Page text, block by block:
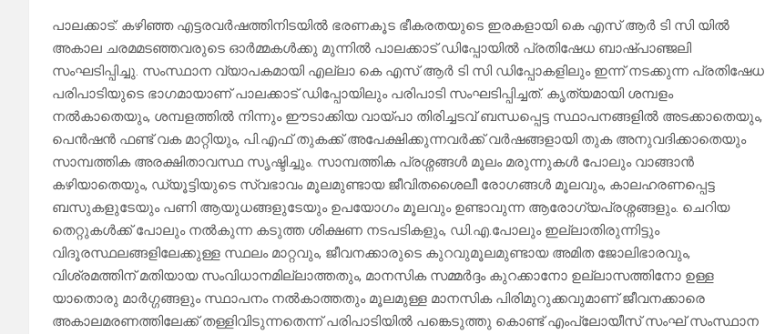
പാലക്കാട്: കഴിഞ്ഞ എട്ടരവർഷത്തിനിടയിൽ ഭരണകൂട ഭീകരതയുടെ ഇരകളായി കെ എസ് ആർ ടി സി യിൽ
അകാല ചരമമടഞ്ഞവരുടെ ഓർമ്മകൾക്കു മുന്നിൽ പാലക്കാട് ഡിപ്പോയിൽ പ്രതിഷേധ ബാഷ്പാഞ്ജലി
സംഘടിപ്പിച്ചു. സംസ്ഥാന വ്യാപകമായി എല്ലാ കെ എസ് ആർ ടി സി ഡിപ്പോകളിലും ഇന്ന് നടക്കുന്ന പ്രതിഷേധ
പരിപാടിയുടെ ഭാഗമായാണ് പാലക്കാട് ഡിപ്പോയിലും പരിപാടി സംഘടിപ്പിച്ചത്. കൃത്യമായി ശമ്പളം
നൽകാതെയും, ശമ്പളത്തിൽ നിന്നും ഈടാക്കിയ വായ്പാ തിരിച്ചടവ് ബന്ധപ്പെട്ട സ്ഥാപനങ്ങളിൽ അടക്കാതെയും,
പെൻഷൻ ഫണ്ട് വക മാറ്റിയും, പി.എഫ് തുകക്ക് അപേക്ഷിക്കുന്നവർക്ക് വർഷങ്ങളായി തുക അനുവദിക്കാതെയും
സാമ്പത്തിക അരക്ഷിതാവസ്ഥ സൃഷ്ടിച്ചും. സാമ്പത്തിക പ്രശ്നങ്ങൾ മൂലം മരുന്നുകൾ പോലും വാങ്ങാൻ
കഴിയാതെയും, ഡ്യൂട്ടിയുടെ സ്വഭാവം മൂലമുണ്ടായ ജീവിതശൈലീ രോഗങ്ങൾ മൂലവും, കാലഹരണപ്പെട്ട
ബസുകളുടേയും പണി ആയുധങ്ങളുടേയും ഉപയോഗം മൂലവും ഉണ്ടാവുന്ന ആരോഗ്യപ്രശ്നങ്ങളും. ചെറിയ
തെറ്റുകൾക്ക് പോലും നൽകുന്ന കടുത്ത ശിക്ഷണ നടപടികളും, ഡി.എ.പോലും ഇല്ലാതിരുന്നിട്ടും
വിദൂരസ്ഥലങ്ങളിലേക്കുള്ള സ്ഥലം മാറ്റവും, ജീവനക്കാരുടെ കുറവുമൂലമുണ്ടായ അമിത ജോലിഭാരവും,
വിശ്രമത്തിന് മതിയായ സംവിധാനമില്ലാത്തതും, മാനസിക സമ്മർദ്ദം കുറക്കാനോ ഉല്ലാസത്തിനോ ഉള്ള
യാതൊരു മാർഗ്ഗങ്ങളും സ്ഥാപനം നൽകാത്തതും മൂലമുള്ള മാനസിക പിരിമുറുക്കവുമാണ് ജീവനക്കാരെ
അകാലമരണത്തിലേക്ക് തള്ളിവിടുന്നതെന്ന് പരിപാടിയിൽ പങ്കെടുത്തു കൊണ്ട് എംപ്ലോയീസ് സംഘ് സംസ്ഥാന